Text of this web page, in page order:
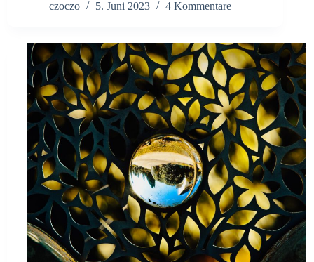
czoczo 5. Juni 2023 4 Kommentare